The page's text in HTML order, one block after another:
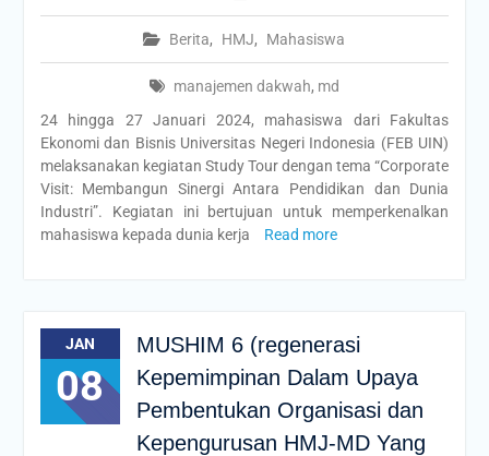
Berita, HMJ, Mahasiswa
manajemen dakwah, md
24 hingga 27 Januari 2024, mahasiswa dari Fakultas
Ekonomi dan Bisnis Universitas Negeri Indonesia (FEB UIN)
melaksanakan kegiatan Study Tour dengan tema “Corporate
Visit: Membangun Sinergi Antara Pendidikan dan Dunia
Industri”. Kegiatan ini bertujuan untuk memperkenalkan
mahasiswa kepada dunia kerja
Read more
JAN
08
MUSHIM 6 (regenerasi
Kepemimpinan Dalam Upaya
Pembentukan Organisasi dan
Kepengurusan HMJ-MD Yang